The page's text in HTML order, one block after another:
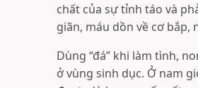
chất của sự tỉnh táo và
giãn, máu dồn về cơ bắp,
Dùng “đá” khi làm tình,
ở vùng sinh dục. Ở nam